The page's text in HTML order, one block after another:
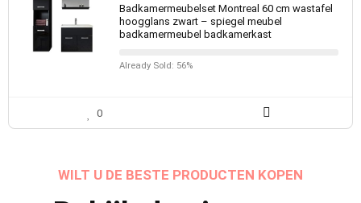
Badkamermeubelset Montreal 60 cm wastafel
hoogglans zwart – spiegel meubel
badkamermeubel badkamerkast
Already Sold: 56%
0
WILT U DE BESTE PRODUCTEN KOPEN